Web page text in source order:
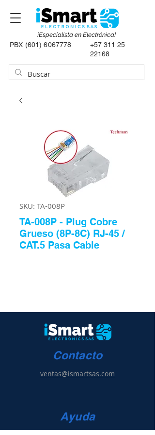
PBX (601) 6067778
+57 311 25
22168
¡Especialista en Electrónica!
SKU: TA-008P
TA-008P - Plug Cobre
Grueso (8P-8C) RJ-45 /
CAT.5 Pasa Cable
Contacto
ventas@ismartsas.com
Ayuda